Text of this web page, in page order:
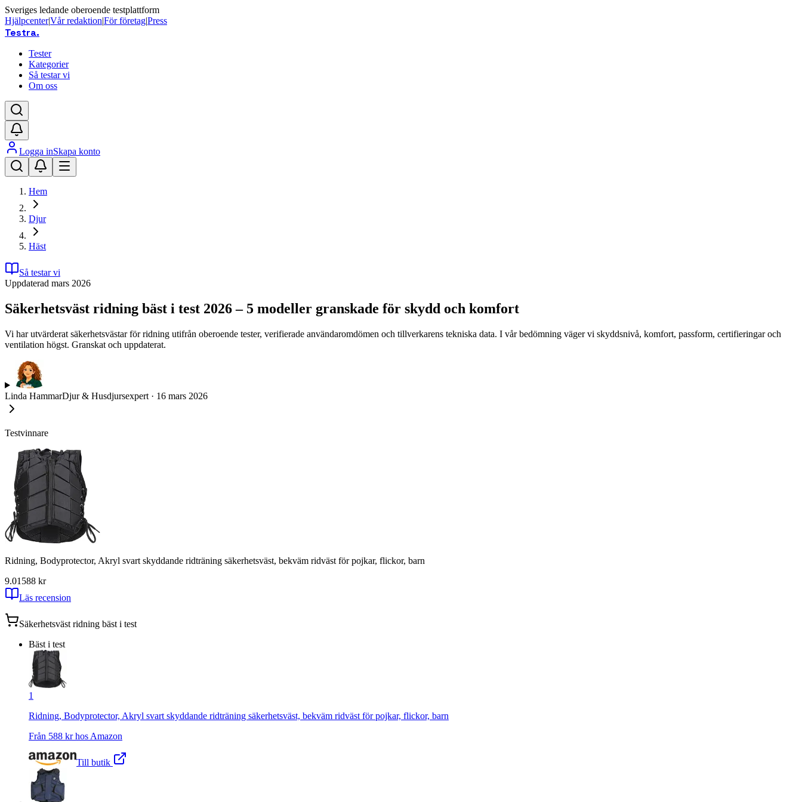
Sveriges ledande oberoende testplattform
Hjälpcenter|Vår redaktion|För företag|Press
Testra.
Tester
Kategorier
Så testar vi
Om oss
Logga inSkapa konto
Hem
Djur
Häst
Så testar vi
Uppdaterad mars 2026
Säkerhetsväst ridning bäst i test 2026 – 5 modeller granskade för skydd och komfort
Vi har utvärderat säkerhetsvästar för ridning utifrån oberoende tester, verifierade användaromdömen och tillverkarens tekniska data. I vår bedömning väger vi skyddsnivå, komfort, passform, certifieringar och
ventilation högst. Granskat och uppdaterat.
Linda HammarDjur & Husdjursexpert · 16 mars 2026
Testvinnare
Ridning, Bodyprotector, Akryl svart skyddande ridträning säkerhetsväst, bekväm ridväst för pojkar, flickor, barn
9.01 588 kr
Läs recension
Säkerhetsväst ridning bäst i test
Bäst i test
1
Ridning, Bodyprotector, Akryl svart skyddande ridträning säkerhetsväst, bekväm ridväst för pojkar, flickor, barn
Från 588 kr hos Amazon
Till butik